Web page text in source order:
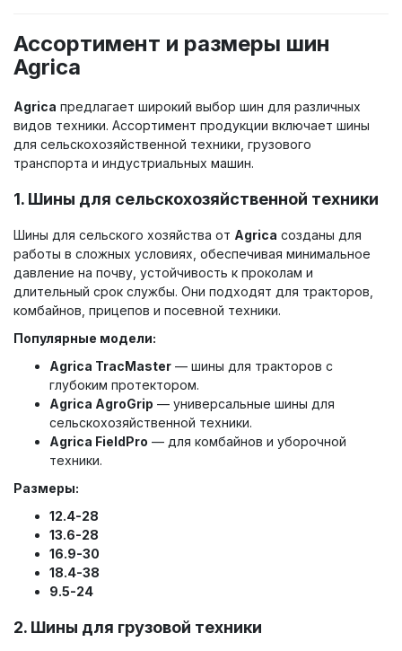
Ассортимент и размеры шин
Agrica
Agrica предлагает широкий выбор шин для различных
видов техники. Ассортимент продукции включает шины
для сельскохозяйственной техники, грузового
транспорта и индустриальных машин.
1. Шины для сельскохозяйственной техники
Шины для сельского хозяйства от Agrica созданы для
работы в сложных условиях, обеспечивая минимальное
давление на почву, устойчивость к проколам и
длительный срок службы. Они подходят для тракторов,
комбайнов, прицепов и посевной техники.
Популярные модели:
Agrica TracMaster — шины для тракторов с
глубоким протектором.
Agrica AgroGrip — универсальные шины для
сельскохозяйственной техники.
Agrica FieldPro — для комбайнов и уборочной
техники.
Размеры:
12.4-28
13.6-28
16.9-30
18.4-38
9.5-24
2. Шины для грузовой техники